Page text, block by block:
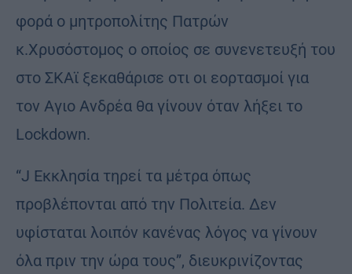
φορά ο μητροπολίτης Πατρών
κ.Χρυσόστομος ο οποίος σε συνενετευξή του
στο ΣΚΑϊ ξεκαθάρισε οτι οι εορτασμοί για
τον Αγιο Ανδρέα θα γίνουν όταν λήξει το
Lockdown.
“J Εκκλησία τηρεί τα μέτρα όπως
προβλέπονται από την Πολιτεία. Δεν
υφίσταται λοιπόν κανένας λόγος να γίνουν
όλα πριν την ώρα τους”, διευκρινίζοντας